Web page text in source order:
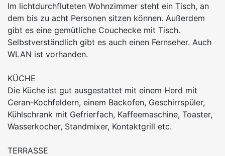
Im lichtdurchfluteten Wohnzimmer steht ein Tisch, an
dem bis zu acht Personen sitzen können. Außerdem
gibt es eine gemütliche Couchecke mit Tisch.
Selbstverständlich gibt es auch einen Fernseher. Auch
WLAN ist vorhanden.
KÜCHE
Die Küche ist gut ausgestattet mit einem Herd mit
Ceran-Kochfeldern, einem Backofen, Geschirrspüler,
Kühlschrank mit Gefrierfach, Kaffeemaschine, Toaster,
Wasserkocher, Standmixer, Kontaktgrill etc.
TERRASSE